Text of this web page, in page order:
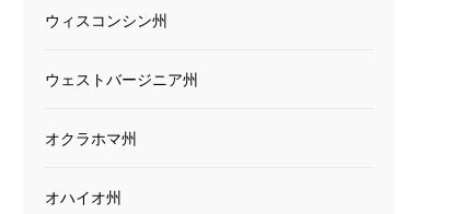
ウィスコンシン州
ウェストバージニア州
オクラホマ州
オハイオ州